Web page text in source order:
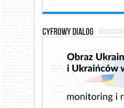
Cyfrowy Dialog